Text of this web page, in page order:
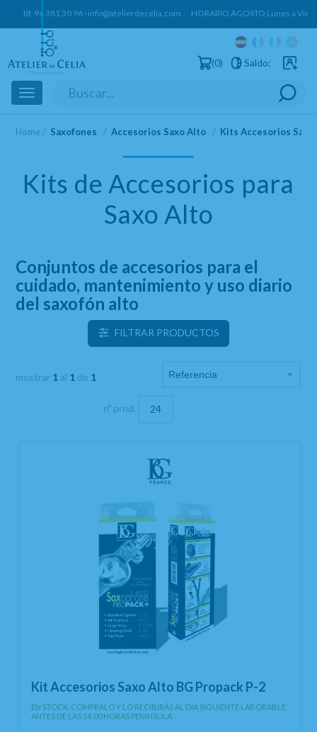
tlf. 96 381 30 96 · info@atelierdecelia.com HORARIO AGOSTO Lunes a
0 Saldo:
Toggle
navigation
Home Saxofones Accesorios Saxo Alto Kits Accesorios
Kits de Accesorios para
Saxo Alto
Conjuntos de accesorios para el
cuidado, mantenimiento y uso diario
del saxofón alto
FILTRAR PRODUCTOS
mostrar 1al 1 de 1
nº prod.
Kit Accesorios Saxo Alto BG Propack P-2
EN STOCK. CÓMPRALO Y LO RECIBIRÁS AL DIA SIGUIENTE LABORABLE
ANTES DE LAS 14:00 HORAS PENINSULA